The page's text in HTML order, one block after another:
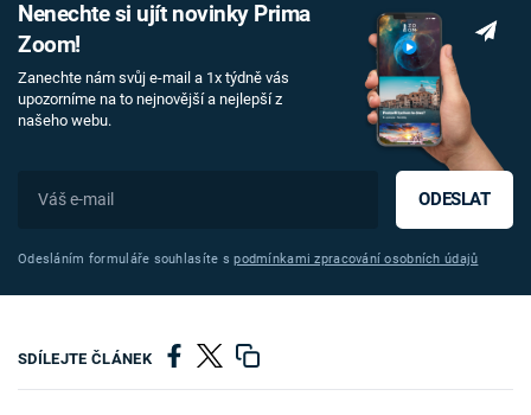
Nenechte si ujít novinky Prima
Zoom!
Zanechte nám svůj e-mail a 1x týdně vás
upozorníme na to nejnovější a nejlepší z
našeho webu.
ODESLAT
Odesláním formuláře souhlasíte spodmínkami zpracování osobních údajů
SDÍLEJTE ČLÁNEK